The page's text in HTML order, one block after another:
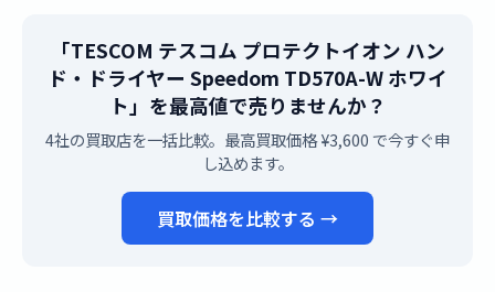
「TESCOM テスコム プロテクトイオン ハン
ド・ドライヤー Speedom TD570A-W ホワイ
ト」を最高値で売りませんか？
4社の買取店を一括比較。最高買取価格 ¥3,600 で今すぐ申
し込めます。
買取価格を比較する →